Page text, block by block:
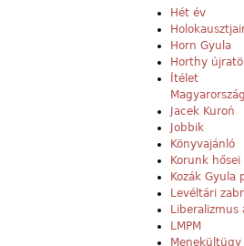
Hét év
Horn Gyula
Horthy
Ítélet
Jacek Kuroń
Jobbik
Könyvajánló
Korunk hősei
Kozák Gyula
Levéltári
Liberalizmus
LMPM
Menekültügy